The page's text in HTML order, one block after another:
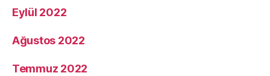
Eylül 2022
Ağustos 2022
Temmuz 2022